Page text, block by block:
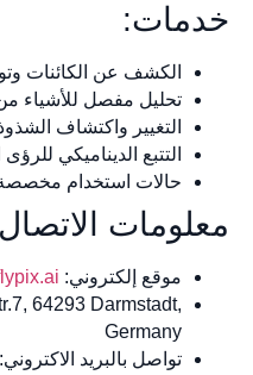
خدمات:
الكشف عن الكائنات
تحليل مفصل للأشياء
التغيير واكتشاف الشذوذ
التتبع الديناميكي للرؤى
حالات استخدام مخصصة
معلومات الاتصال:
موقع إلكتروني:flypix.ai
64293 Darmstadt,
Germany
تواصل بالبريد الاكتروني: